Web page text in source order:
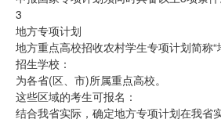
3
地方专项计划
地方重点高校招收农村学生专项计划简称
招生学校：
为各省(区、市)所属重点高校。
这些区域的考生可报名：
结合我省实际，确定地方专项计划在我省